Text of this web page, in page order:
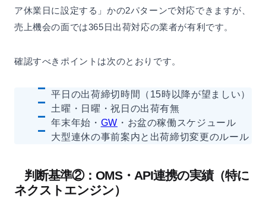
ア休業日に設定する」かの2パターンで対応できますが、
売上機会の面では365日出荷対応の業者が有利です。
確認すべきポイントは次のとおりです。
平日の出荷締切時間（15時以降が望ましい）
土曜・日曜・祝日の出荷有無
年末年始・ GW ・お盆の稼働スケジュール
大型連休の事前案内と出荷締切変更のルール
判断基準②：OMS・API連携の実績（特に
ネクストエンジン）